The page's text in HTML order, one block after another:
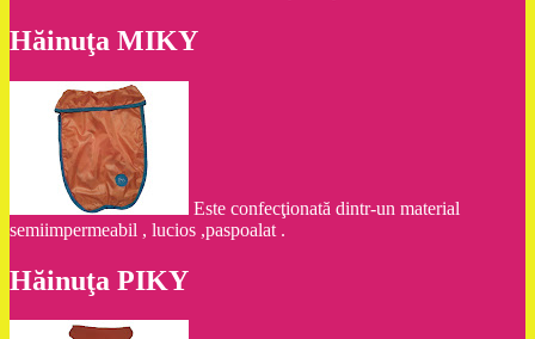
Hăinuţa MIKY
Este confecţionată dintr-un material
semiimpermeabil , lucios ,paspoalat .
Hăinuţa PIKY